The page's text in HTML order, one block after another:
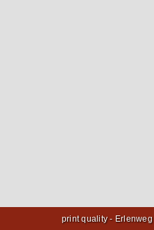
print quality -